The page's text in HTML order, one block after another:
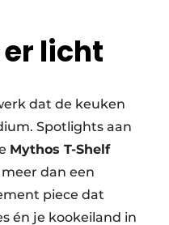
er licht
dat de keuken
Spotlights aan
Mythos T-Shelf
dan een
piece dat
én je kookeiland in